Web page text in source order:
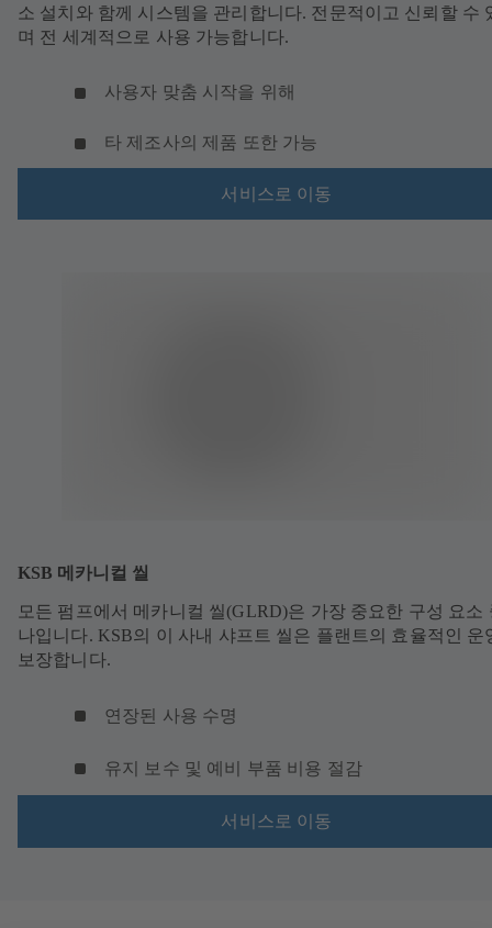
소 설치와 함께 시스템을 관리합니다. 전문적이고 신뢰할 수
며 전 세계적으로 사용 가능합니다.
사용자 맞춤 시작을 위해
타 제조사의 제품 또한 가능
서비스로 이동
KSB 메카니컬 씰
모든 펌프에서 메카니컬 씰(GLRD)은 가장 중요한 구성 요소
나입니다. KSB의 이 사내 샤프트 씰은 플랜트의 효율적인 운
보장합니다.
연장된 사용 수명
유지 보수 및 예비 부품 비용 절감
서비스로 이동